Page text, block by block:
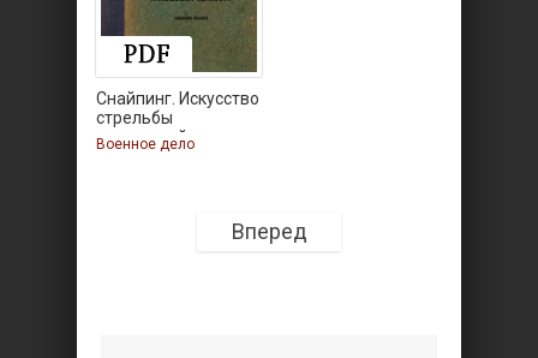
Снайпинг. Искусство
стрельбы
наивысшей
Военное дело
Вперед